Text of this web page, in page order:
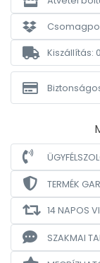
Kiszállítás:
TERMÉK
14 NAPOS
SZAKMAI